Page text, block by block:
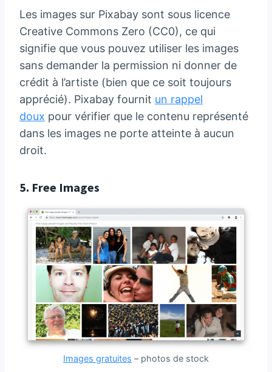
Les images sur Pixabay sont sous licence
Creative Commons Zero (CC0), ce qui
signifie que vous pouvez utiliser les images
sans demander la permission ni donner de
crédit à l’artiste (bien que ce soit toujours
apprécié). Pixabay fournit un rappel
doux pour vérifier que le contenu représenté
dans les images ne porte atteinte à aucun
droit.
5. Free Images
Images gratuites – photos de stock